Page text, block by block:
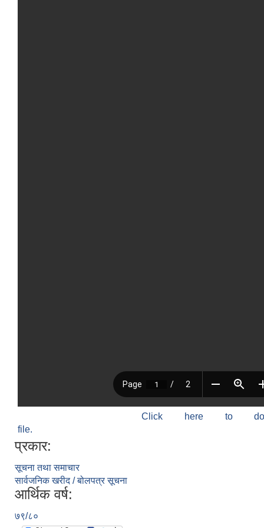
Click here to
file.
प्रकार:
सूचना तथा समाचार
सार्वजनिक खरीद / बोलपत्र सूचना
आर्थिक वर्ष:
७९/८०